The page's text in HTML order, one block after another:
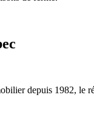
depuis 1982, le